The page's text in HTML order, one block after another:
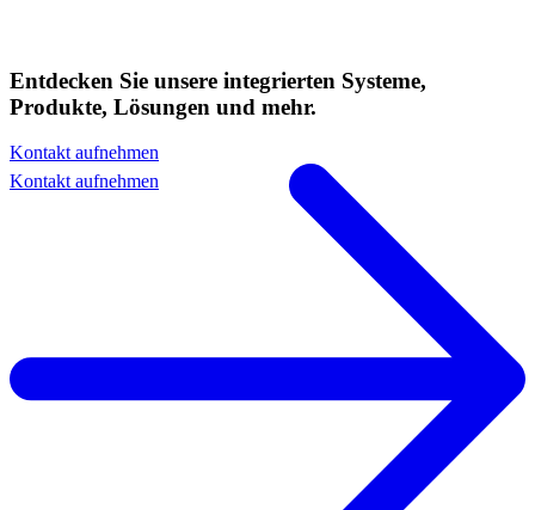
Entdecken Sie unsere integrierten Systeme,
Produkte, Lösungen und mehr.
Kontakt aufnehmen